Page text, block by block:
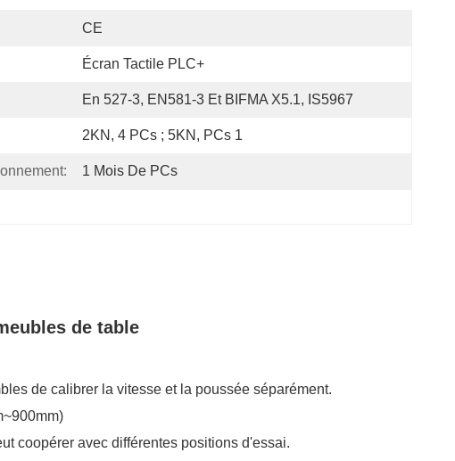
CE
Écran Tactile PLC+
En 527-3, EN581-3 Et BIFMA X5.1, IS5967
2KN, 4 PCs ; 5KN, PCs 1
1 Mois De PCs
de table
de calibrer la vitesse et la poussée séparément.
coopérer avec différentes positions d'essai.